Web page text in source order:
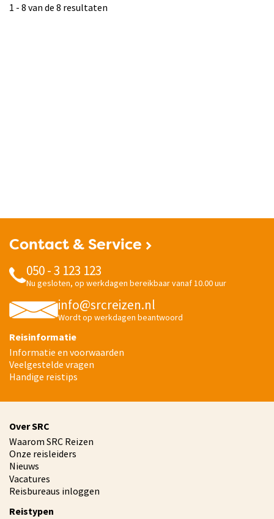
1 - 8 van de 8 resultaten
Contact & Service
050 - 3 123 123
Nu gesloten, op werkdagen bereikbaar vanaf 10.00 uur
info@srcreizen.nl
Wordt op werkdagen beantwoord
Reisinformatie
Informatie en voorwaarden
Veelgestelde vragen
Handige reistips
Over SRC
Waarom SRC Reizen
Onze reisleiders
Nieuws
Vacatures
Reisbureaus inloggen
Reistypen